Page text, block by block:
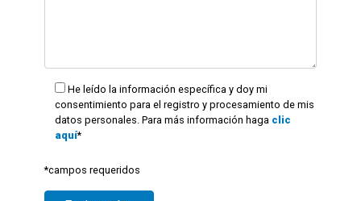
He leído la información específica y doy mi
consentimiento para el registro y procesamiento de mis
datos personales. Para más información haga clic
aquí*
*campos requeridos